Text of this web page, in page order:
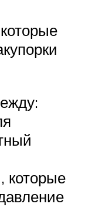
которые